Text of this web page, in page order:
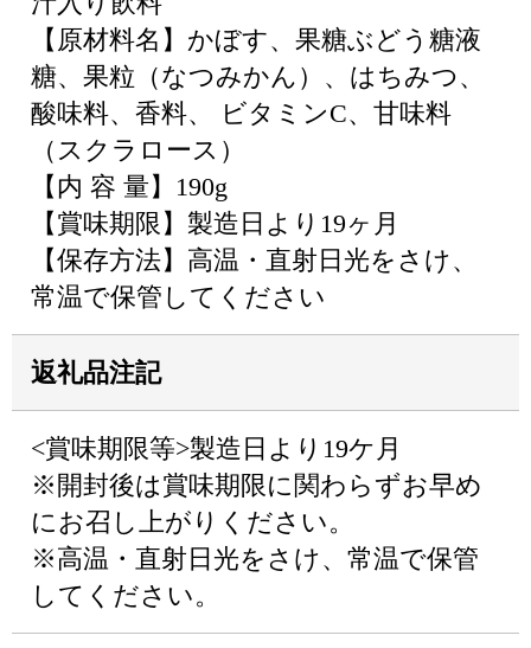
【原材料名】かぼす、果糖ぶどう糖液
糖、果粒（なつみかん）、はちみつ、
酸味料、香料、 ビタミンC、甘味料
（スクラロース）
【内 容 量】190g
【賞味期限】製造日より19ヶ月
【保存方法】高温・直射日光をさけ、
常温で保管してください
返礼品注記
<賞味期限等>製造日より19ケ月
※開封後は賞味期限に関わらずお早め
にお召し上がりください。
※高温・直射日光をさけ、常温で保管
してください。